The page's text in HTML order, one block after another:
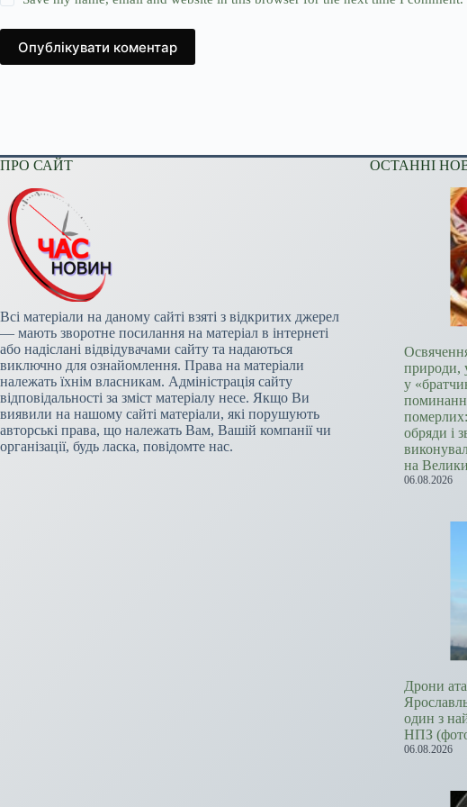
Опублікувати коментар
ПРО САЙТ
Всі матеріали на даному сайті взяті з відкритих джерел
— мають зворотне посилання на матеріал в інтернеті
або надіслані відвідувачами сайту та надаються
виключно для ознайомлення. Права на матеріали
належать їхнім власникам. Адміністрація сайту
відповідальності за зміст матеріалу несе. Якщо Ви
виявили на нашому сайті матеріали, які порушують
авторські права, що належать Вам, Вашій компанії чи
організації, будь ласка, повідомте нас.
ОСТАННІ
природи,
у
померлих:
обряди і
на
06.08.2026
Дрони
один з
НПЗ
06.08.2026